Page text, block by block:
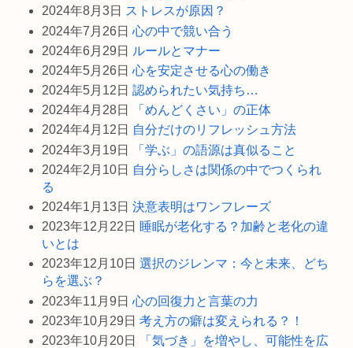
2024年8月3日 ストレスが原因？
2024年7月26日 心の中で競い合う
2024年6月29日 ルールとマナー
2024年5月26日 心を安定させる心の働き
2024年5月12日 認められたい気持ち…
2024年4月28日
「めんどくさい」の正体
2024年4月12日 自分だけのリフレッシュ方法
2024年3月19日
「学ぶ」の語源は真似ること
2024年2月10日 自分らしさは関係の中でつくられ
る
2024年1月13日 決意表明はワンフレーズ
2023年12月22日 睡眠が老化する？加齢と老化の違
いとは
2023年12月10日 選択のジレンマ：今と未来、どち
らを選ぶ？
2023年11月9日 心の回復力と言葉の力
2023年10月29日 考え方の癖は変えられる？！
2023年10月20日
「気づき」を増やし、可能性を広